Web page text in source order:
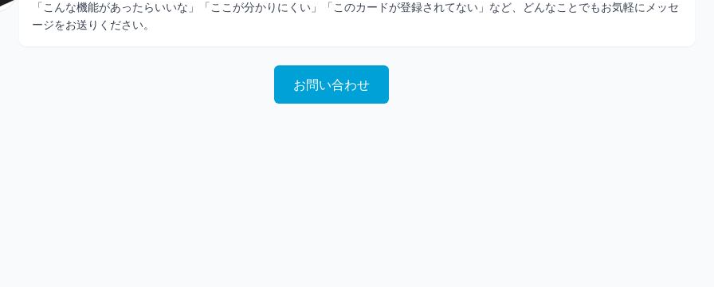
「こんな機能があったらいいな」「ここが分かりにくい」「このカードが登録されてない」など、どんなことでもお気軽にメッセ
ージをお送りください。
お問い合わせ